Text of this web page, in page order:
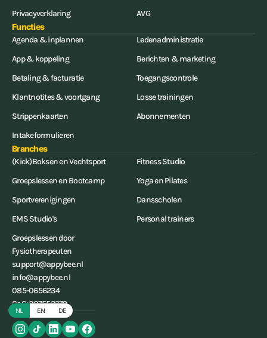
NL EN DE
Privacyverklaring
AVG
Functies
Agenda & inplannen
Ledenadministratie
App & koppeling
Berichten & marketing
Betaling & facturatie
Toegangscontrole
Klantnotites & voortgang
Losse trainingen
Strippenkaarten
Abonnementen
Intakeformulieren
Branches
(Kick)Boksen en Vechtsport
Fitness Studio
Groepslessen en Bootcamp
Yoga en Pilates
Sportverenigingen
Dansscholen
EMS Studio's
Personal trainers
Groepslessen door
Fysiotherapeuten
support@appybee.nl
info@appybee.nl
085-0656234
CoC: 207553379